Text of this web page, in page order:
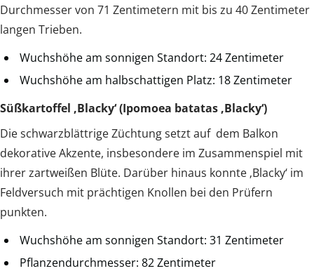
Durchmesser von 71 Zentimetern mit bis zu 40 Zentimeter
langen Trieben.
Wuchshöhe am sonnigen Standort: 24 Zentimeter
Wuchshöhe am halbschattigen Platz: 18 Zentimeter
Süßkartoffel ‚Blacky‘ (Ipomoea batatas ‚Blacky‘)
Die schwarzblättrige Züchtung setzt auf dem Balkon
dekorative Akzente, insbesondere im Zusammenspiel mit
ihrer zartweißen Blüte. Darüber hinaus konnte ‚Blacky‘ im
Feldversuch mit prächtigen Knollen bei den Prüfern
punkten.
Wuchshöhe am sonnigen Standort: 31 Zentimeter
Pflanzendurchmesser: 82 Zentimeter